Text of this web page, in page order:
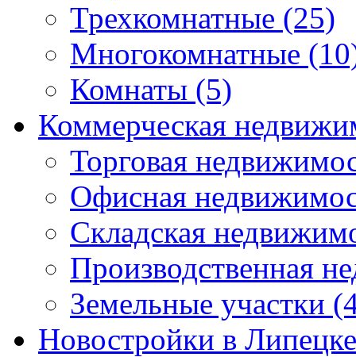
Трехкомнатные (25)
Многокомнатные
Комнаты (5)
Коммерческая
Торговая
Офисная
Складская
Производственная
Земельные участки
Новостройки в Липецке